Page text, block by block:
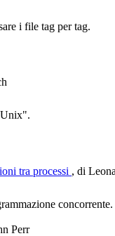
i file tag per tag.
Unix".
tra processi , di
concorrente.
Perr